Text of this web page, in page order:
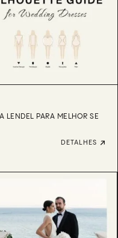
LENDEL PARA MELHOR SE
DETALHES